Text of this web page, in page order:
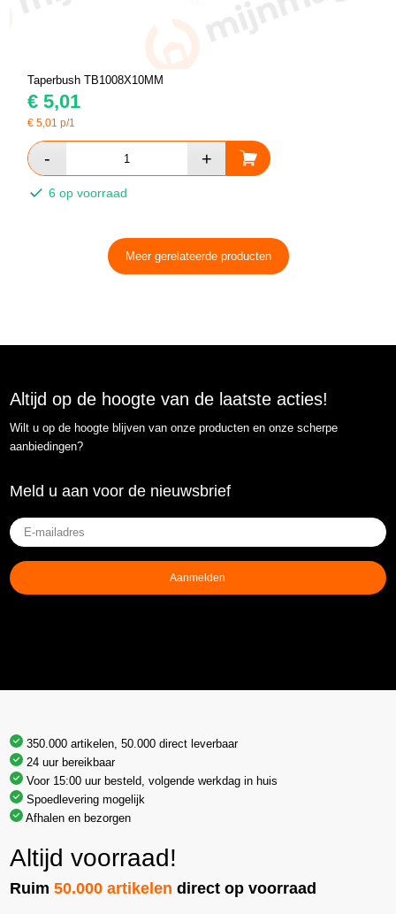
Taperbush TB1008X10MM
€ 5,01
€5,01 p/1
6 op voorraad
Meer gerelateerde producten
Altijd op de hoogte van de laatste acties!
Wilt u op de hoogte blijven van onze producten en onze scherpe
aanbiedingen?
Meld u aan voor de nieuwsbrief
E-
mailadres(Vereist)
Aanmelden
350.000 artikelen, 50.000 direct leverbaar
24 uur bereikbaar
Voor 15:00 uur besteld, volgende werkdag in huis
Spoedlevering mogelijk
Afhalen en bezorgen
Altijd voorraad!
Ruim50.000 artikelen direct op voorraad